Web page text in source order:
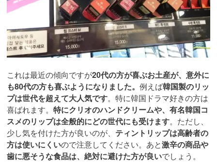
これは最近の傾向ですが20代の方が喜ぶお土産が、意外に
も80代の方も喜ぶようになりました。 例えば韓国製のリッ
プは世代を超えて大人気です。特に韓国ドラマ好きの方は
喜ばれます。 特にクリオのハンドクリームや、有名韓国コ
スメのリップは全般的にどの世代にも受けます。ただし、
少し気を付けた方が良いのが、 ティントリップは高齢者の
方は使いにくいので注意してください。あと激辛の商品や
歯に悪そうな食品は、絶対に避けた方が良いでしょう。